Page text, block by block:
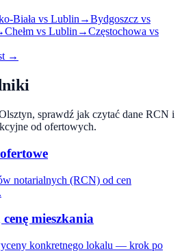
Biała vs Lublin →Bydgoszcz vs
Chełm vs Lublin →Częstochowa vs
→
, sprawdź jak czytać dane RCN i
od ofertowych.
notarialnych (RCN) od cen
mieszkania
konkretnego lokalu — krok po